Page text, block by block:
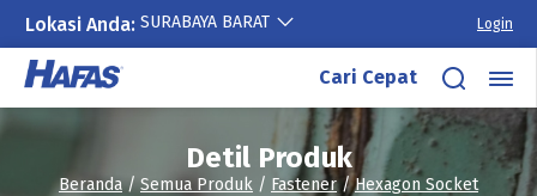
Lokasi Anda: SURABAYA BARAT Login
Lewati
konten
Cari Cepat
Detil Produk
Beranda/Semua Produk / Fastener/Hexagon Socket